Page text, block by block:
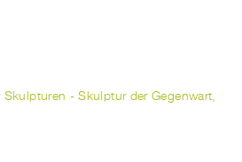
Skulpturen - Skulptur der Gegenwart,